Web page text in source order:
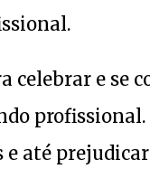
celebrar e se
profissional.
até